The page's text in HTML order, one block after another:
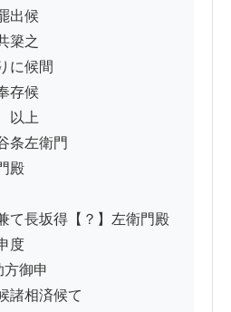
出候
簗之
に候間
存候
条左衛門
殿
て長坂得【？】左衛門殿
度
御申
諸相済候て